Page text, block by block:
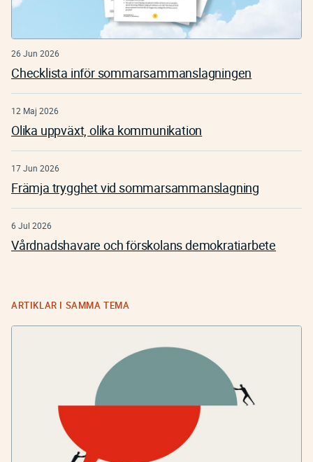
26 Jun 2026
Checklista inför sommarsammanslagningen
12 Maj 2026
Olika uppväxt, olika kommunikation
17 Jun 2026
Främja trygghet vid sommarsammanslagning
6 Jul 2026
Vårdnadshavare och förskolans demokratiarbete
ARTIKLAR I SAMMA TEMA